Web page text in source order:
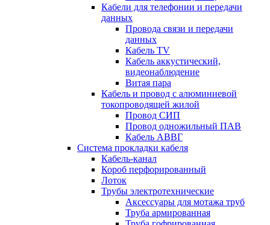
Кабели для телефонии и передачи
данных
Провода связи и передачи
данных
Кабель TV
Кабель аккустический,
видеонаблюдение
Витая пара
Кабель и провод с алюминиевой
токопроводящей жилой
Провод СИП
Провод одножильный ПАВ
Кабель АВВГ
Система прокладки кабеля
Кабель-канал
Короб перфорированный
Лоток
Трубы электротехнические
Аксессуары для мотажа труб
Труба армированная